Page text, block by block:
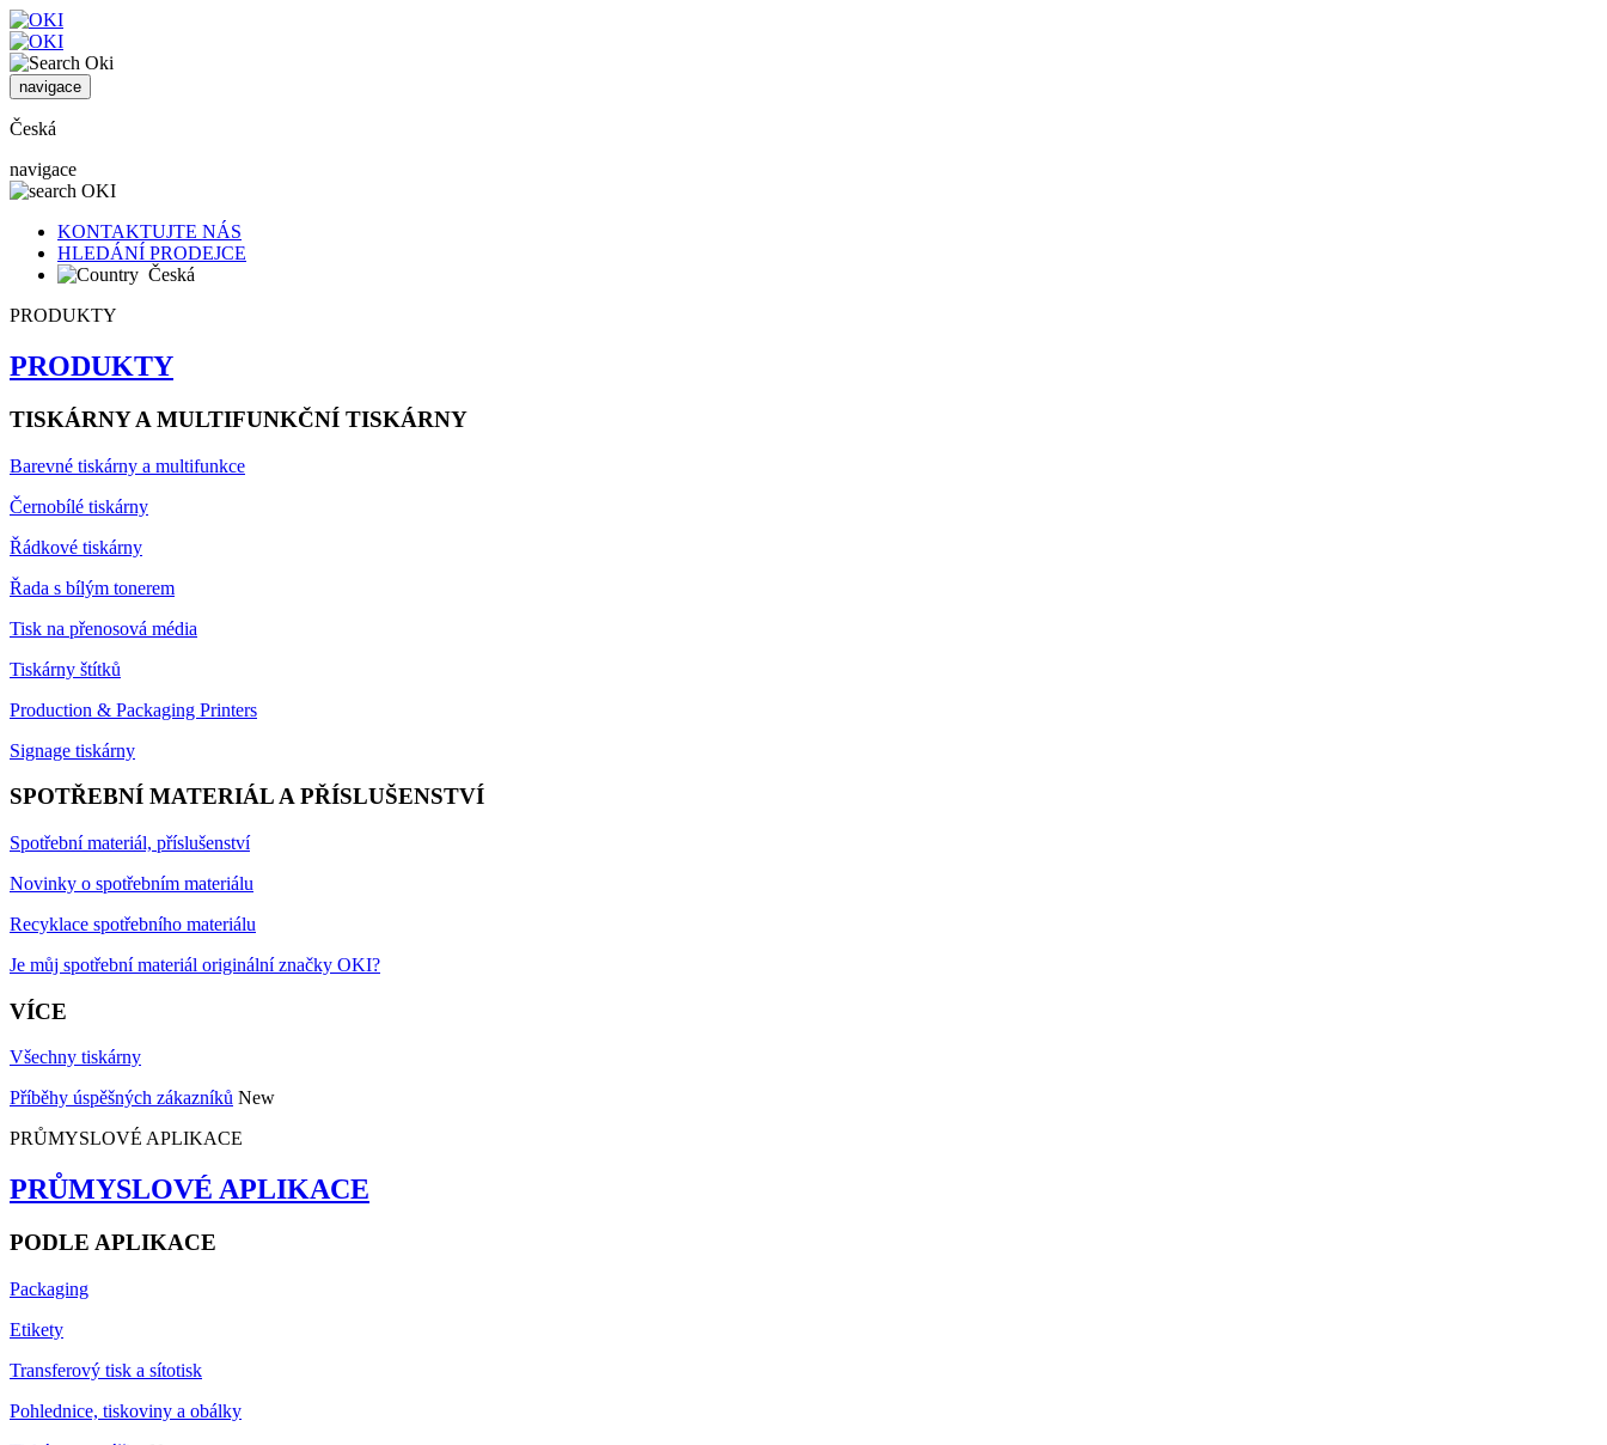
navigace
Česká
navigace
KONTAKTUJTE NÁS
HLEDÁNÍ PRODEJCE
Česká
PRODUKTY
PRODUKTY
TISKÁRNY A MULTIFUNKČNÍ TISKÁRNY
Barevné tiskárny a multifunkce
Černobílé tiskárny
Řádkové tiskárny
Řada s bílým tonerem
Tisk na přenosová média
Tiskárny štítků
Production & Packaging Printers
Signage tiskárny
SPOTŘEBNÍ MATERIÁL A PŘÍSLUŠENSTVÍ
Spotřební materiál, příslušenství
Novinky o spotřebním materiálu
Recyklace spotřebního materiálu
Je můj spotřební materiál originální značky OKI?
VÍCE
Všechny tiskárny
Příběhy úspěšných zákazníků New
PRŮMYSLOVÉ APLIKACE
PRŮMYSLOVÉ APLIKACE
PODLE APLIKACE
Packaging
Etikety
Transferový tisk a sítotisk
Pohlednice, tiskoviny a obálky